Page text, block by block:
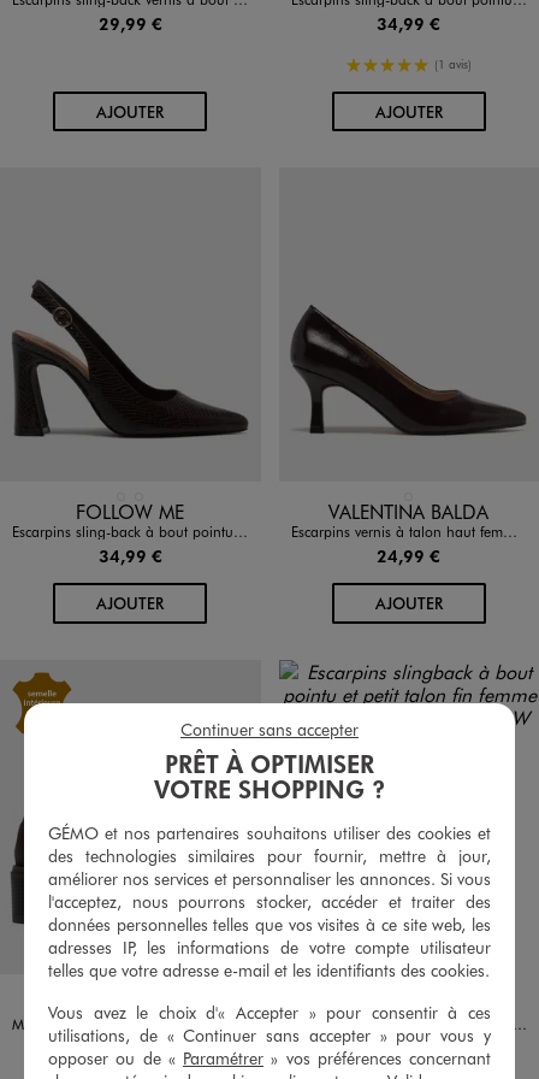
29,99 €
AJOUTERAU PANIER
34,99 €
5/5 de moyenne
(1 avis)
AJOUTERAU PANIER
Disponible en 2 coloris
FOLLOW ME
Escarpins sling-back à bout pointu et talon haut femme- Follow Me
34,99 €
AJOUTERAU PANIER
Disponible en 1 coloris
VALENTINA BALDA
Escarpins vernis à talon haut femme - Valentina Baldano
24,99 €
AJOUTERAU PANIER
VALENTINA BALDA
Mocassins avec bijou métallique sur semelle crantée femme - Valentina Baldano
39,99 €
FOLLOW ME
Escarpins slingback à bout pointu et petit talon fin femme - Follow Me
29,99 €
PRÊT À OPTIMISER
VOTRE SHOPPING ?
GÉMO et nos partenaires souhaitons utiliser des cookies et
des technologies similaires pour fournir, mettre à jour,
améliorer nos services et personnaliser les annonces. Si vous
l'acceptez, nous pourrons stocker, accéder et traiter des
données personnelles telles que vos visites à ce site web, les
adresses IP, les informations de votre compte utilisateur
telles que votre adresse e-mail et les identifiants des cookies.
Vous avez le choix d'« Accepter » pour consentir à ces
utilisations, de « Continuer sans accepter » pour vous y
opposer ou de « Paramétrer » vos préférences concernant
Continuer sans accepter